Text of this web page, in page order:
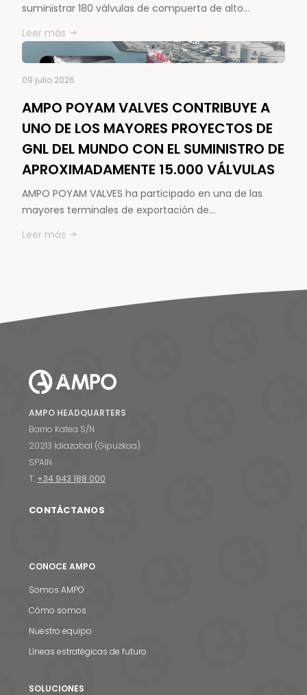
suministrar 180 válvulas de compuerta de alto…
Leer más
09 julio 2026
AMPO POYAM VALVES CONTRIBUYE A
UNO DE LOS MAYORES PROYECTOS DE
GNL DEL MUNDO CON EL SUMINISTRO DE
APROXIMADAMENTE 15.000 VÁLVULAS
AMPO POYAM VALVES ha participado en una de las
mayores terminales de exportación de…
Leer más
AMPO HEADQUARTERS
Barrio Katea S/N
20213 Idiazabal (Gipuzkoa)
SPAIN
T. +34 943 188 000
CONTÁCTANOS
CONOCE AMPO
Somos AMPO
Cómo somos
Nuestro equipo
Líneas estratégicas de futuro
SOLUCIONES